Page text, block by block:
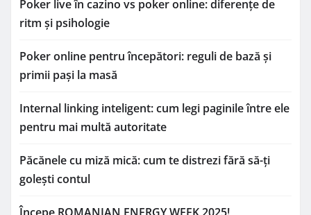
Poker live în cazino vs poker online: diferențe de
ritm și psihologie
Poker online pentru începători: reguli de bază și
primii pași la masă
Internal linking inteligent: cum legi paginile între ele
pentru mai multă autoritate
Păcănele cu miză mică: cum te distrezi fără să-ți
golești contul